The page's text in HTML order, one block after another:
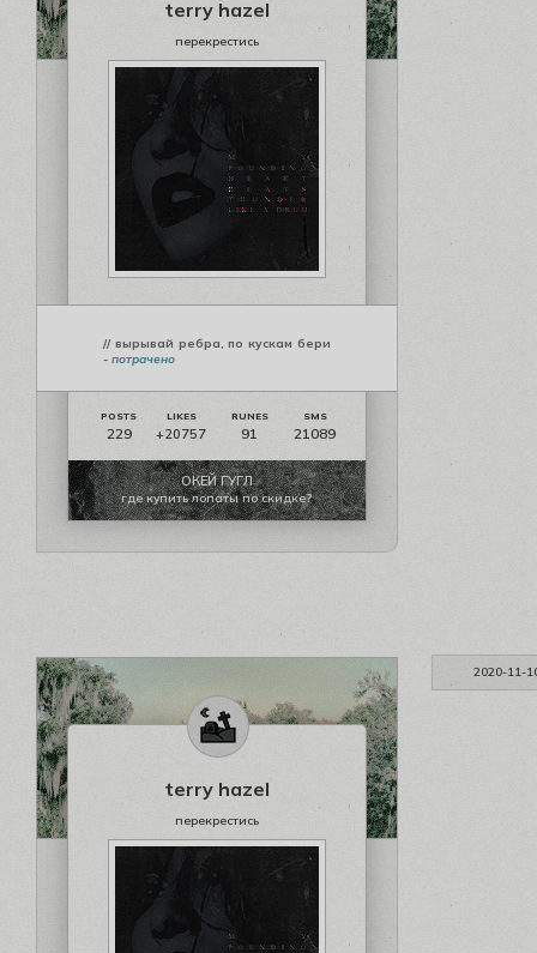
terry hazel
перекрестись
// вырывай ребра, по кускам бери
- потрачено
229 +20757 91 21089
ОКЕЙ ГУГЛ
где купить лопаты по скидке?
2020-11-
terry hazel
перекрестись